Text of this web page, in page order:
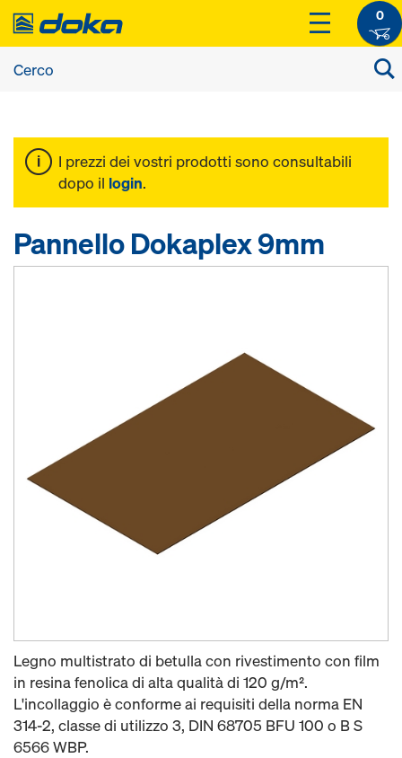
0
I prezzi dei vostri prodotti sono consultabili
dopo il login.
Pannello Dokaplex 9mm
Legno multistrato di betulla con rivestimento con film
in resina fenolica di alta qualità di 120 g/m².
L'incollaggio è conforme ai requisiti della norma EN
314-2, classe di utilizzo 3, DIN 68705 BFU 100 o B S
6566 WBP.